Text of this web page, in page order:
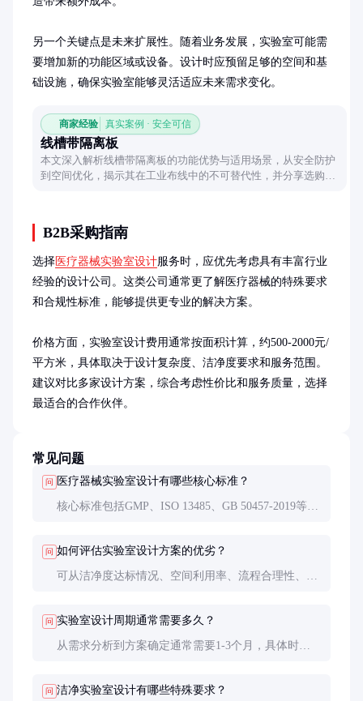
另一个关键点是未来扩展性。随着业务发展，实验室可能需
要增加新的功能区域或设备。设计时应预留足够的空间和基
础设施，确保实验室能够灵活适应未来需求变化。
商家经验 真实案例 · 安全可信
线槽带隔离板
本文深入解析线槽带隔离板的功能优势与适用场景，从安全防护
到空间优化，揭示其在工业布线中的不可替代性，并分享选购时
B2B采购指南
选择 医疗器械实验室设计服务时，应优先考虑具有丰富行业
经验的设计公司。这类公司通常更了解医疗器械的特殊要求
和合规性标准，能够提供更专业的解决方案。
价格方面，实验室设计费用通常按面积计算，约500-2000元/
平方米，具体取决于设计复杂度、洁净度要求和服务范围。
建议对比多家设计方案，综合考虑性价比和服务质量，选择
最适合的合作伙伴。
常见问题
问 医疗器械实验室设计有哪些核心标准？
核心标准包括GMP、ISO 13485、GB 50457-2019等。
问 如何评估实验室设计方案的优劣？
可从洁净度达标情况、空间利用率、流程合理性、设
问 实验室设计周期通常需要多久？
从需求分析到方案确定通常需要1-3个月，具体时间
问 洁净实验室设计有哪些特殊要求？